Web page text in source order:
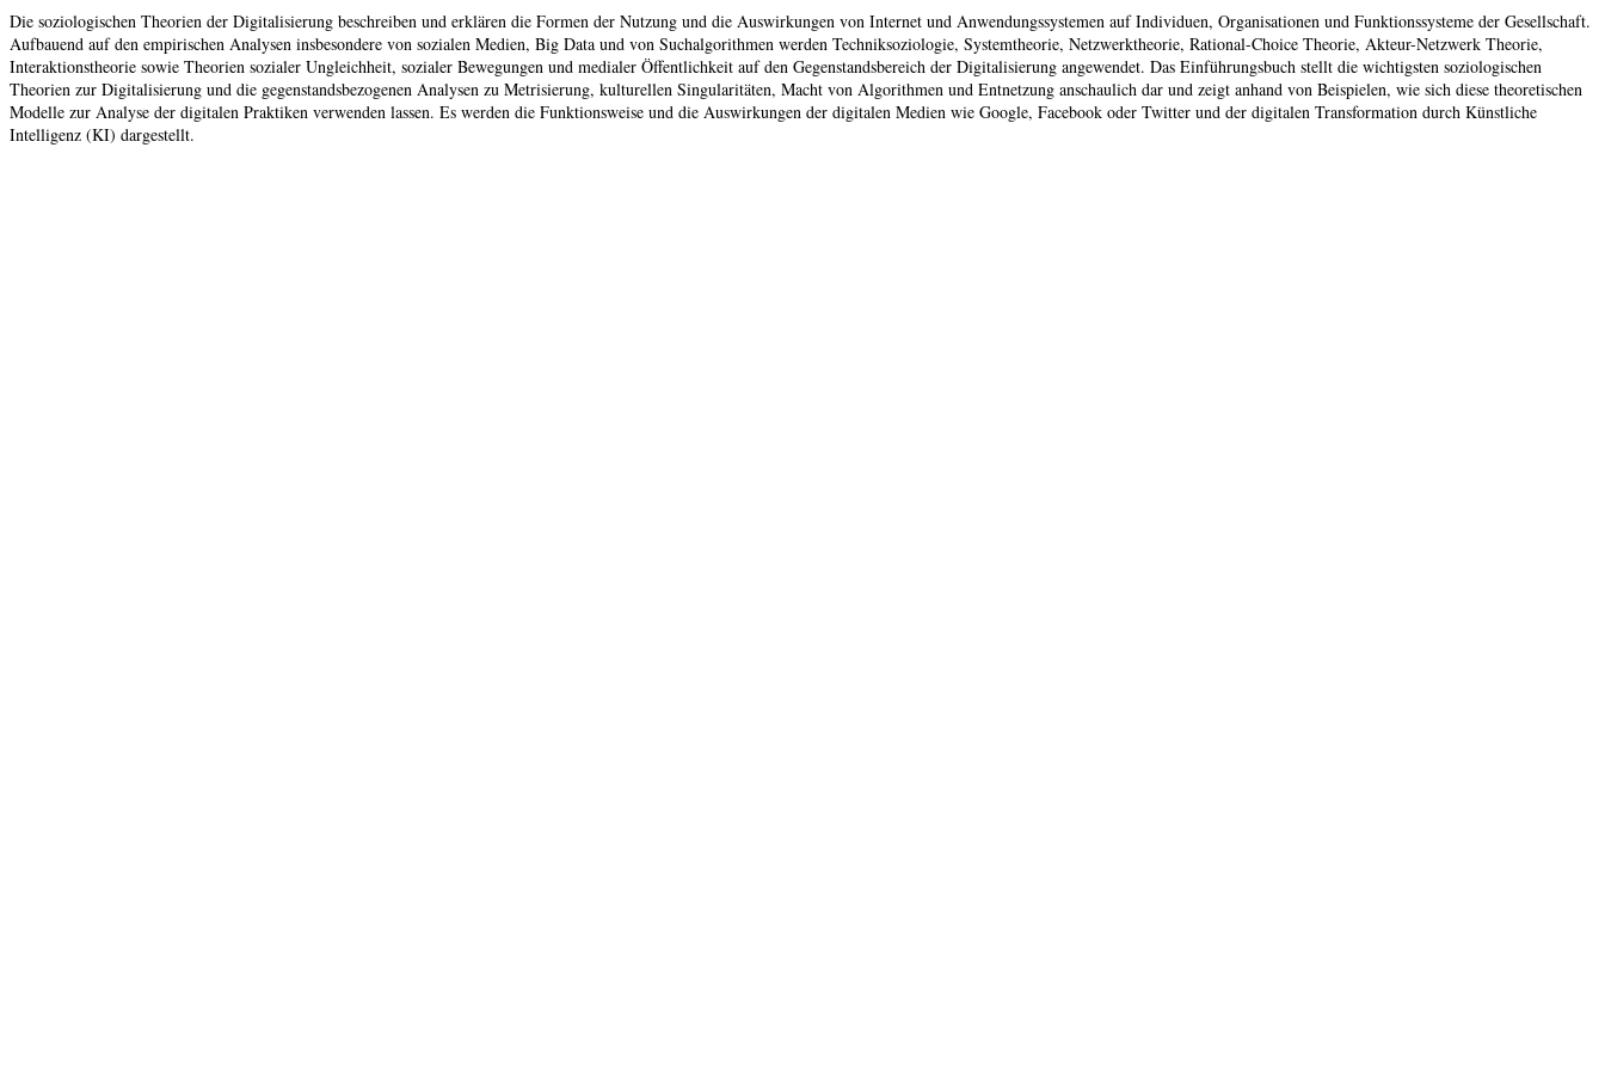
Die soziologischen Theorien der Digitalisierung beschreiben und erklären die Formen der Nutzung und die Auswirkungen von Internet und Anwendungssystemen auf Individuen, Organisationen und Funktionssysteme der Gesellschaft.
Aufbauend auf den empirischen Analysen insbesondere von sozialen Medien, Big Data und von Suchalgorithmen werden Techniksoziologie, Systemtheorie, Netzwerktheorie, Rational-Choice Theorie, Akteur-Netzwerk Theorie,
Interaktionstheorie sowie Theorien sozialer Ungleichheit, sozialer Bewegungen und medialer Öffentlichkeit auf den Gegenstandsbereich der Digitalisierung angewendet. Das Einführungsbuch stellt die wichtigsten soziologischen
Theorien zur Digitalisierung und die gegenstandsbezogenen Analysen zu Metrisierung, kulturellen Singularitäten, Macht von Algorithmen und Entnetzung anschaulich dar und zeigt anhand von Beispielen, wie sich diese theoretischen
Modelle zur Analyse der digitalen Praktiken verwenden lassen. Es werden die Funktionsweise und die Auswirkungen der digitalen Medien wie Google, Facebook oder Twitter und der digitalen Transformation durch Künstliche
Intelligenz (KI) dargestellt.